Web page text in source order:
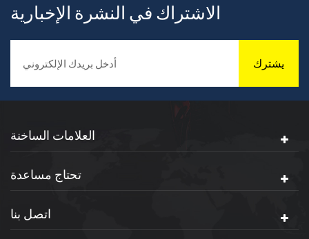
الاشتراك في النشرة الإخبارية
يشترك
العلامات الساخنة
تحتاج مساعدة
اتصل بنا